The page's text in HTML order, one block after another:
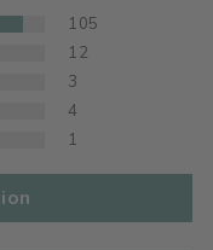
105
12
3
4
1